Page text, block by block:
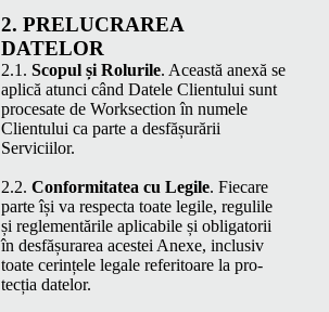
2. PRE­LU­CRAREA
DATELOR
2.1. Scop­ul și Rolurile. Această anexă se
aplică atun­ci când Datele Clien­tu­lui sunt
proce­sate de Work­sec­tion în numele
Clien­tu­lui ca parte a des­fășurării
Serviciilor.
2.2. Con­for­mi­tatea cu Legile. Fiecare
parte își va respec­ta toate legile, reg­ulile
și regle­men­tările aplic­a­bile și oblig­a­torii
în des­fășu­rarea aces­tei Anexe, inclu­siv
toate cer­ințele legale refer­i­toare la pro­
tecția datelor.